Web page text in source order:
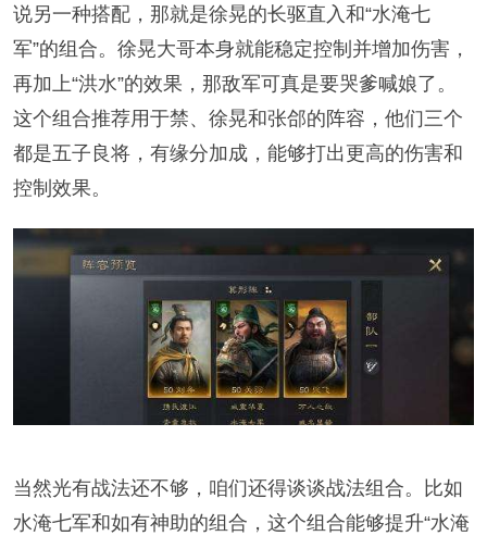
说另一种搭配，那就是徐晃的长驱直入和“水淹七
军”的组合。徐晃大哥本身就能稳定控制并增加伤害，
再加上“洪水”的效果，那敌军可真是要哭爹喊娘了。
这个组合推荐用于禁、徐晃和张郃的阵容，他们三个
都是五子良将，有缘分加成，能够打出更高的伤害和
控制效果。
当然光有战法还不够，咱们还得谈谈战法组合。比如
水淹七军和如有神助的组合，这个组合能够提升“水淹